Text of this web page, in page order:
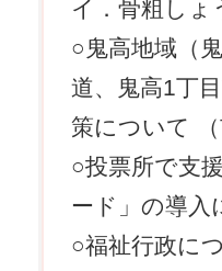
イ．骨粗しょ
○鬼高地域（
道、鬼高1丁
策について （
○投票所で支
ード」の導入
○福祉行政に